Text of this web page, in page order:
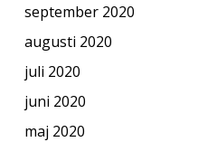
september 2020
augusti 2020
juli 2020
juni 2020
maj 2020